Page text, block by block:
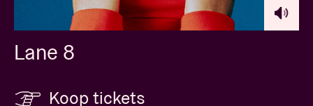
Lane 8
Koop tickets